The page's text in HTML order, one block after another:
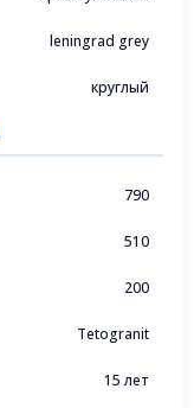
leningrad grey
круглый
790
510
200
Tetogranit
15 лет